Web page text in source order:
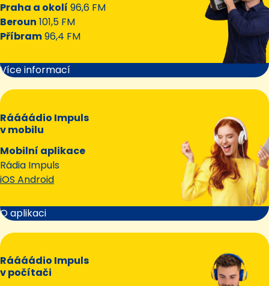
Praha a okolí 96,6 FM
Beroun 101,5 FM
Příbram96,4 FM
Více informací
Ráááádio Impuls
v mobilu
Mobilní aplikace
Rádia Impuls
iOS Android
O aplikaci
Ráááádio Impuls
v počítači